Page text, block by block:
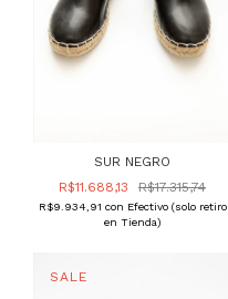
SUR NEGRO
R$11.688,13
R$17.315,74
R$9.934,91 con Efectivo (solo retiro
en Tienda)